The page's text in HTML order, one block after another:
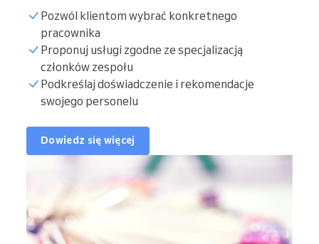
Pozwól klientom wybrać konkretnego
pracownika
Proponuj usługi zgodne ze specjalizacją
członków zespołu
Podkreślaj doświadczenie i rekomendacje
swojego personelu
Dowiedz się więcej